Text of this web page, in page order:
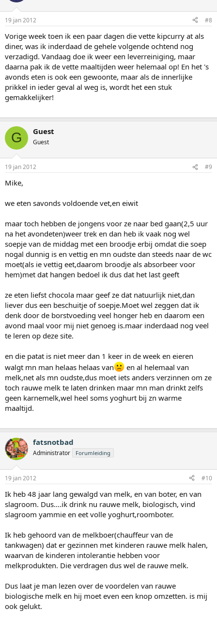
19 jan 2012 #8
Vorige week toen ik een paar dagen die vette kipcurry at als
diner, was ik inderdaad de gehele volgende ochtend nog
verzadigd. Vandaag doe ik weer een leverreiniging, maar
daarna pak ik de vette maaltijden weer helemaal op! En het 's
avonds eten is ook een gewoonte, maar als de innerlijke
prikkel in ieder geval al weg is, wordt het een stuk
gemakkelijker!
G Guest
Guest
19 jan 2012 #9
Mike,
we eten savonds voldoende vet,en eiwit
maar toch hebben de jongens voor ze naar bed gaan(2,5 uur
na het avondeten)weer trek en dan heb ik vaak nog wel
soepje van de middag met een broodje erbij omdat die soep
nogal dunnig is en vettig en mn oudste dan steeds naar de wc
moet(als ie vettig eet,daarom broodje als absorbeer voor
hem)met dat hangen bedoel ik dus dat het last geeft
ze eten liefst chocola maar geef ze dat natuurlijk niet,dan
liever dus een beschuitje of soepje.Moet wel zeggen dat ik
denk door de borstvoeding veel honger heb en daarom een
avond maal voor mij niet genoeg is.maar inderdaad nog veel
te leren op deze site.
en die patat is niet meer dan 1 keer in de week en eieren
walgt mn man helaas helaas van
en al helemaal van
melk,net als mn oudste,dus moet iets anders verzinnen om ze
toch rauwe melk te laten drinken maar mn man drinkt zelfs
geen karnemelk,wel heel soms yoghurt bij zn warme
maaltijd.
fatsnotbad
Administrator Forumleiding
19 jan 2012 #10
Ik heb 48 jaar lang gewalgd van melk, en van boter, en van
slagroom. Dus....ik drink nu rauwe melk, biologisch, vind
slagroom yammie en eet volle yoghurt,roomboter.
Ik heb gehoord van de melkboer(chauffeur van de
tankwagen) dat er gezinnen met kinderen rauwe melk halen,
waarvan de kinderen intolerantie hebben voor
melkprodukten. Die verdragen dus wel de rauwe melk.
Dus laat je man lezen over de voordelen van rauwe
biologische melk en hij moet even een knop omzetten. is mij
ook gelukt.